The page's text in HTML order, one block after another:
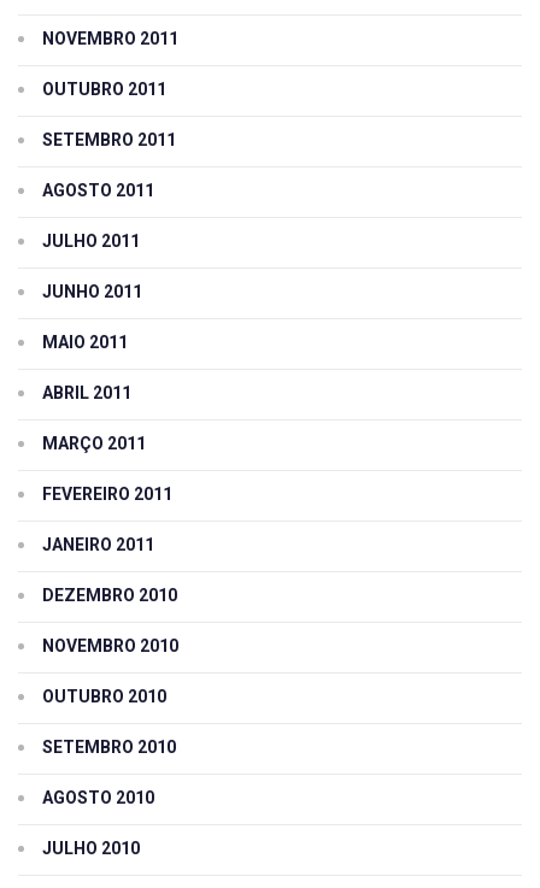
NOVEMBRO 2011
OUTUBRO 2011
SETEMBRO 2011
AGOSTO 2011
JULHO 2011
JUNHO 2011
MAIO 2011
ABRIL 2011
MARÇO 2011
FEVEREIRO 2011
JANEIRO 2011
DEZEMBRO 2010
NOVEMBRO 2010
OUTUBRO 2010
SETEMBRO 2010
AGOSTO 2010
JULHO 2010